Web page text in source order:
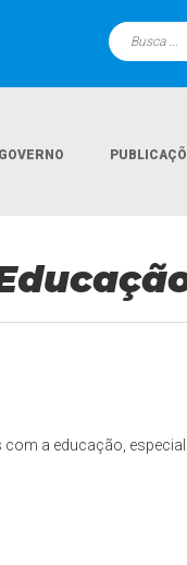
GOVERNO
a educação,